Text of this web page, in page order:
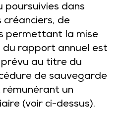
poursuivies dans
de
permettant la mise
rapport annuel est
prévu au titre du
de sauvegarde
un
(voir ci-dessus).